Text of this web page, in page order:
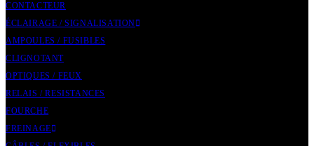
CONTACTEUR
ÉCLAIRAGE / SIGNALISATION
AMPOULES / FUSIBLES
CLIGNOTANT
OPTIQUES / FEUX
RELAIS / RESISTANCES
FOURCHE
FREINAGE